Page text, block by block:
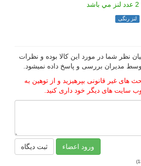
لنز رنگی
نظر شما در مورد این کالا بوده و نظرات
مدیران بررسی و پاسخ داده نمیشود.
های غیر قانونی بپرهیزید و از توهین به
سایت های دیگر خود داری کنید.
ورود اعضاء ثبت دیگاه